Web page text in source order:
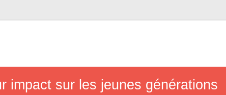
impact sur les jeunes générations